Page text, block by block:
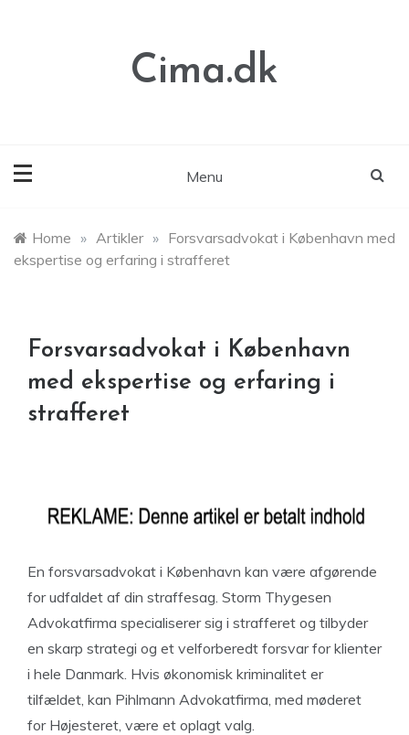
Cima.dk
Menu
Home » Artikler » Forsvarsadvokat i København med
ekspertise og erfaring i strafferet
Forsvarsadvokat i København
med ekspertise og erfaring i
strafferet
En forsvarsadvokat i København kan være afgørende
for udfaldet af din straffesag. Storm Thygesen
Advokatfirma specialiserer sig i strafferet og tilbyder
en skarp strategi og et velforberedt forsvar for klienter
i hele Danmark. Hvis økonomisk kriminalitet er
tilfældet, kan Pihlmann Advokatfirma, med møderet
for Højesteret, være et oplagt valg.